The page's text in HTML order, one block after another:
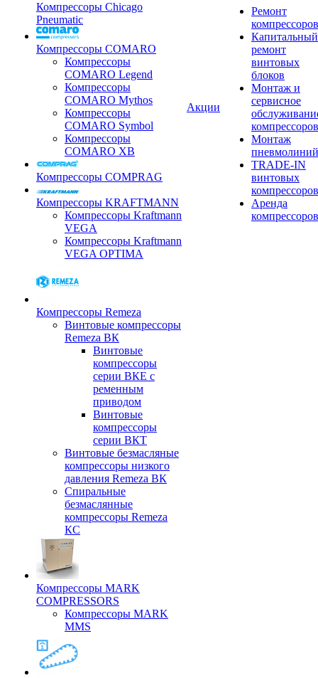
Компрессоры Chicago
Pneumatic
Компрессоры COMARO
Компрессоры
COMARO Legend
Компрессоры
COMARO Mythos
Компрессоры
COMARO Symbol
Компрессоры
COMARO XB
Компрессоры COMPRAG
Компрессоры KRAFTMANN
Компрессоры Kraftmann
VEGA
Компрессоры Kraftmann
VEGA OPTIMA
Компрессоры Remeza
Винтовые компрессоры
Remeza ВК
Винтовые
компрессоры
серии ВКЕ с
ременным
приводом
Винтовые
компрессоры
серии ВКТ
Винтовые безмасляные
компрессоры низкого
давления Remeza ВК
Спиральные
безмаслянные
компрессоры Remeza
КС
Компрессоры MARK
COMPRESSORS
Компрессоры MARK
MMS
Акции
Ремонт
компрессоров
Капитальный
ремонт
винтовых
блоков
Монтаж и
сервисное
компрессоров
Монтаж
пневмолиний
TRADE-IN
винтовых
компрессоров
Аренда
компрессоров